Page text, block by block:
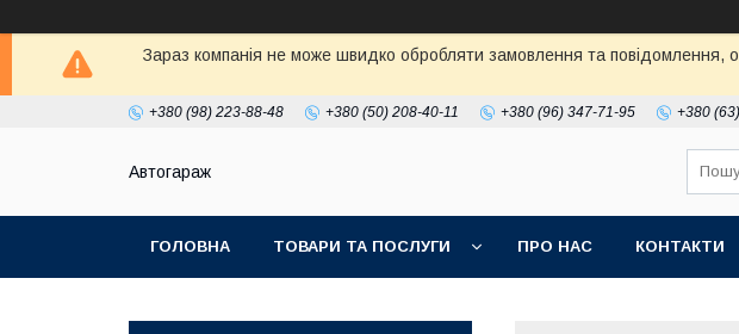
Зараз компанія не може швидко обробляти замовлення та повідомлення,
+380 (98) 223-88-48 +380 (50) 208-40-11 +380 (96) 347-71-95 +380
Автогараж
ГОЛОВНА ТОВАРИ ТА ПОСЛУГИ ПРО НАС КОНТАКТИ